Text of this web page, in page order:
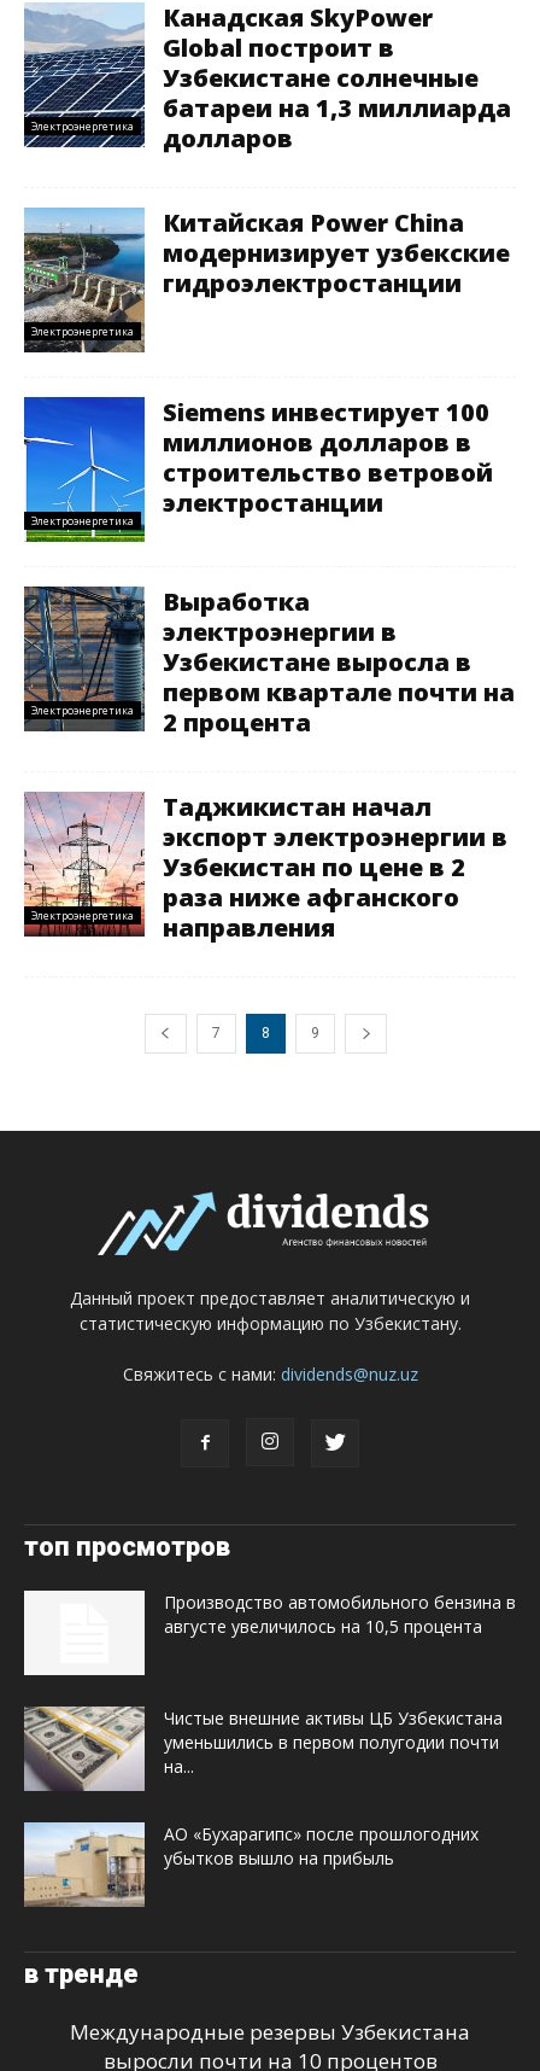
Электроэнергетика
Канадская SkyPower
Global построит в
Узбекистане солнечные
батареи на 1,3 миллиарда
долларов
Электроэнергетика
Китайская Power China
модернизирует узбекские
гидроэлектростанции
Электроэнергетика
Siemens инвестирует 100
миллионов долларов в
строительство ветровой
электростанции
Электроэнергетика
Выработка
электроэнергии в
Узбекистане выросла в
первом квартале почти на
2 процента
Электроэнергетика
Таджикистан начал
экспорт электроэнергии в
Узбекистан по цене в 2
раза ниже афганского
направления
7 8 9
Данный проект предоставляет аналитическую и
статистическую информацию по Узбекистану.
Свяжитесь с нами: dividends@nuz.uz
топ просмотров
Производство автомобильного бензина в
августе увеличилось на 10,5 процента
Чистые внешние активы ЦБ Узбекистана
уменьшились в первом полугодии почти
на...
АО «Бухарагипс» после прошлогодних
убытков вышло на прибыль
в тренде
Международные резервы Узбекистана
выросли почти на 10 процентов